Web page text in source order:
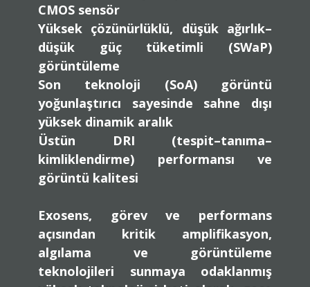
CMOS sensör
Yüksek çözünürlüklü, düşük ağırlık–
düşük güç tüketimli (SWaP)
görüntüleme
Son teknoloji (SoA) görüntü
yoğunlaştırıcı sayesinde sahne dışı
yüksek dinamik aralık
Üstün DRI (tespit–tanıma–
kimliklendirme) performansı ve
görüntü kalitesi
Exosens, görev ve performans
açısından kritik amplifikasyon,
algılama ve görüntüleme
teknolojileri sunmaya odaklanmış